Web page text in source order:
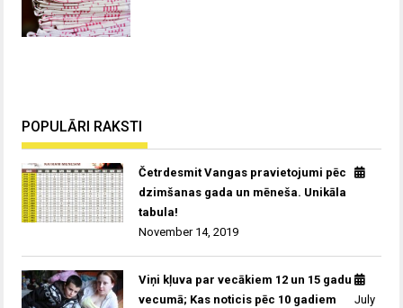
POPULĀRI RAKSTI
Četrdesmit Vangas pravietojumi pēc
dzimšanas gada un mēneša. Unikāla
tabula!
November 14, 2019
Viņi kļuva par vecākiem 12 un 15 gadu
vecumā; Kas noticis pēc 10 gadiem
July